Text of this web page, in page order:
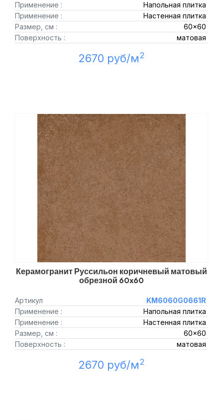
Применение :
Напольная плитка
Применение :
Настенная плитка
Размер, см :
60x60
Поверхность :
матовая
2670 руб/м2
Керамогранит Руссильон коричневый матовый
обрезной 60x60
Артикул
KM6060G0661R
Применение :
Напольная плитка
Применение :
Настенная плитка
Размер, см :
60x60
Поверхность :
матовая
2670 руб/м2